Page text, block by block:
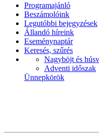
Programajánló
Beszámolóink
Legutóbbi bejegyzések
Állandó híreink
Eseménynaptár
Keresés, szűrés
Nagyböjt és
Adventi időszak
Ünnepkörök